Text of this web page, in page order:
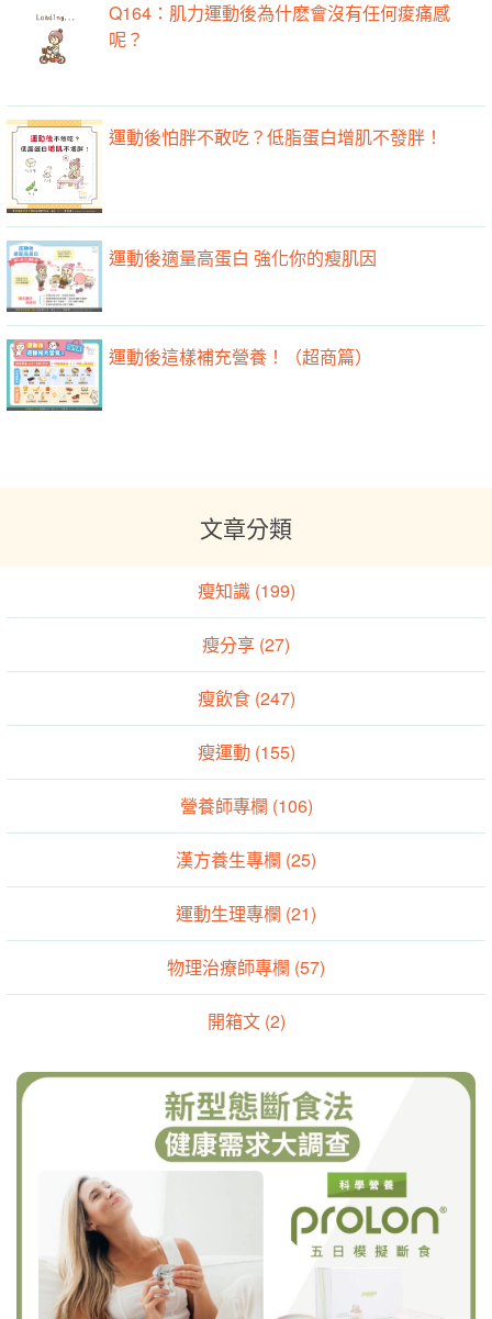
Q164：肌力運動後為什麽會沒有任何痠痛感
呢？
運動後怕胖不敢吃？低脂蛋白增肌不發胖！
運動後適量高蛋白 強化你的瘦肌因
運動後這樣補充營養！（超商篇）
文章分類
瘦知識 (199)
瘦分享 (27)
瘦飲食 (247)
瘦運動 (155)
營養師專欄 (106)
漢方養生專欄 (25)
運動生理專欄 (21)
物理治療師專欄 (57)
開箱文 (2)